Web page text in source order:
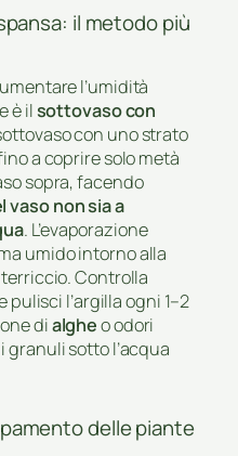
il metodo più
l’umidità
è ilsottovaso con
con uno strato
a coprire solo metà
sopra, facendo
vaso non sia a
. L’evaporazione
umido intorno alla
Controlla
pulisci l’argilla ogni 1–2
dialgheo odori
sotto l’acqua
delle piante